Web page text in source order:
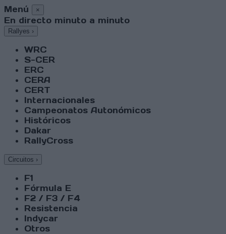
Menú ×
En directo minuto a minuto
Rallyes ›
WRC
S-CER
ERC
CERA
CERT
Internacionales
Campeonatos Autonómicos
Históricos
Dakar
RallyCross
Circuitos ›
F1
Fórmula E
F2 / F3 / F4
Resistencia
Indycar
Otros